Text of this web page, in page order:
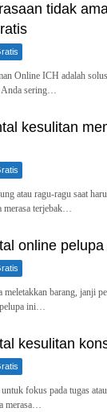
tidak
Online ICH adalah
Anda sering…
kesulitan
atau ragu-ragu saat
merasa terjebak…
online
barang, janji
pelupa ini…
kesulitan
fokus pada tugas
merasa…